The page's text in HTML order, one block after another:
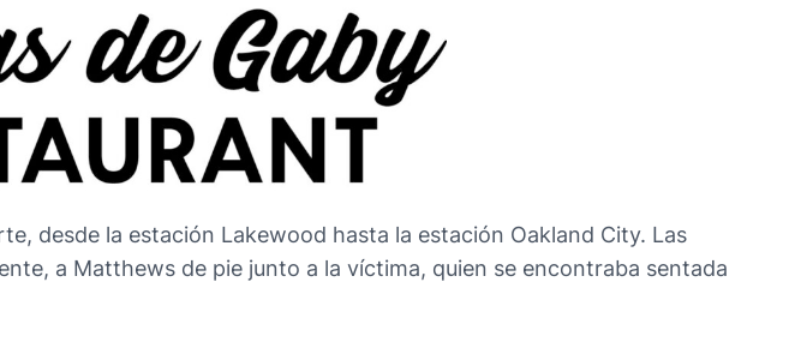
desde la estación Lakewood hasta la estación Oakland City. Las
a Matthews de pie junto a la víctima, quien se encontraba sentada